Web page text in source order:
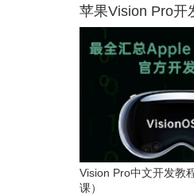
苹果Vision Pro开
Vision Pro中文开发教
课）